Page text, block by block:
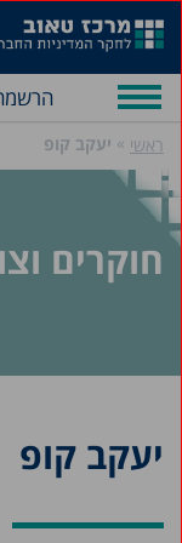
ראשי » יעקב קופ
חוקרים
יעקב קופ